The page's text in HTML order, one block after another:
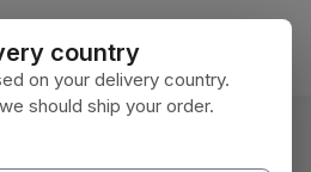
country
on your delivery country.
should ship your order.